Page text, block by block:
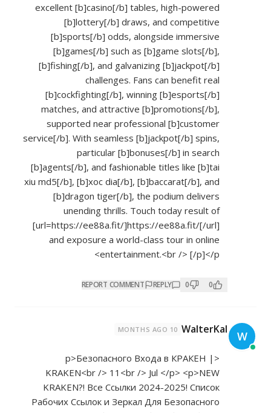
excellent [b]casino[/b] tables, high-powered
[b]lottery[/b] draws, and competitive
[b]sports[/b] odds, alongside immersive
[b]games[/b] such as [b]game slots[/b],
[b]fishing[/b], and galvanizing [b]jackpot[/b]
challenges. Fans can benefit real
[b]cockfighting[/b], winning [b]esports[/b]
matches, and attractive [b]promotions[/b],
supported near professional [b]customer
service[/b]. With seamless [b]jackpot[/b] spins,
particular [b]bonuses[/b] in search
[b]agents[/b], and fashionable titles like [b]tai
xiu md5[/b], [b]xoc dia[/b], [b]baccarat[/b], and
[b]dragon tiger[/b], the podium delivers
unending thrills. Touch today result of
[url=https://ee88a.fit/]https://ee88a.fit/[/url]
and exposure a world-class tour in online
entertainment.<br /> [/p]</p>
0
REPLY
REPORT COMMENT
WalterKal
10 MONTHS AGO
<p>Безопасного Входа в КРАКЕН |
KRAKEN<br /> 11<br /> Jul </p> <p>NEW
KRAKEN?! Все Ссылки 2024-2025! Список
Рабочих Ссылок и Зеркал Для Безопасного